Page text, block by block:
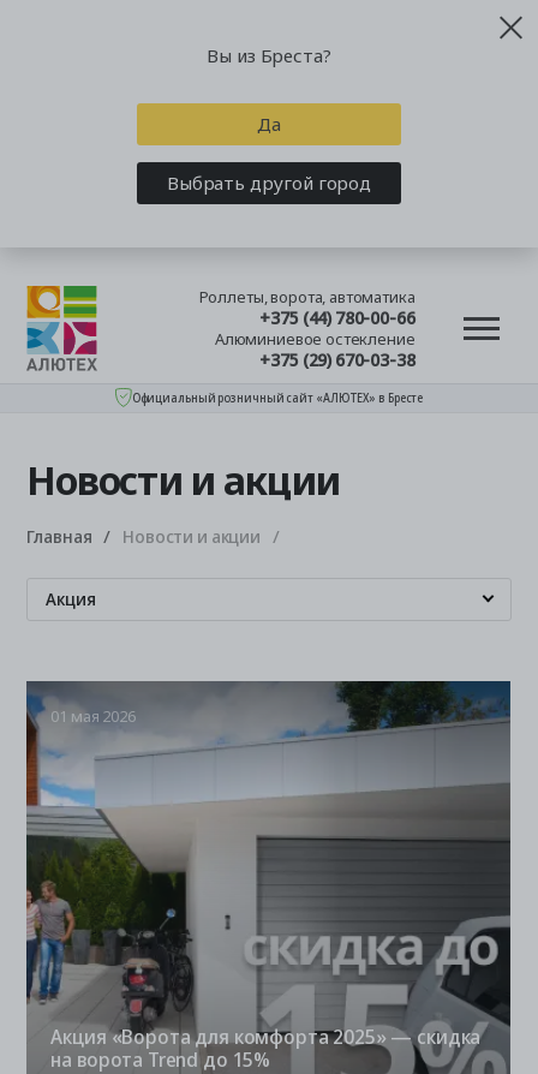
Роллеты, ворота, автоматика
+375 (44) 780-00-66
Алюминиевое остекление
+375 (29) 670-03-38
Официальный розничный сайт «АЛЮТЕХ» в Бресте
Новости и акции
Главная Новости и акции
Акция
Акция «Ворота для комфорта 2025» — скидка
на ворота Trend до 15%
01 мая 2026
Вы из Бреста?
Да
Выбрать другой город